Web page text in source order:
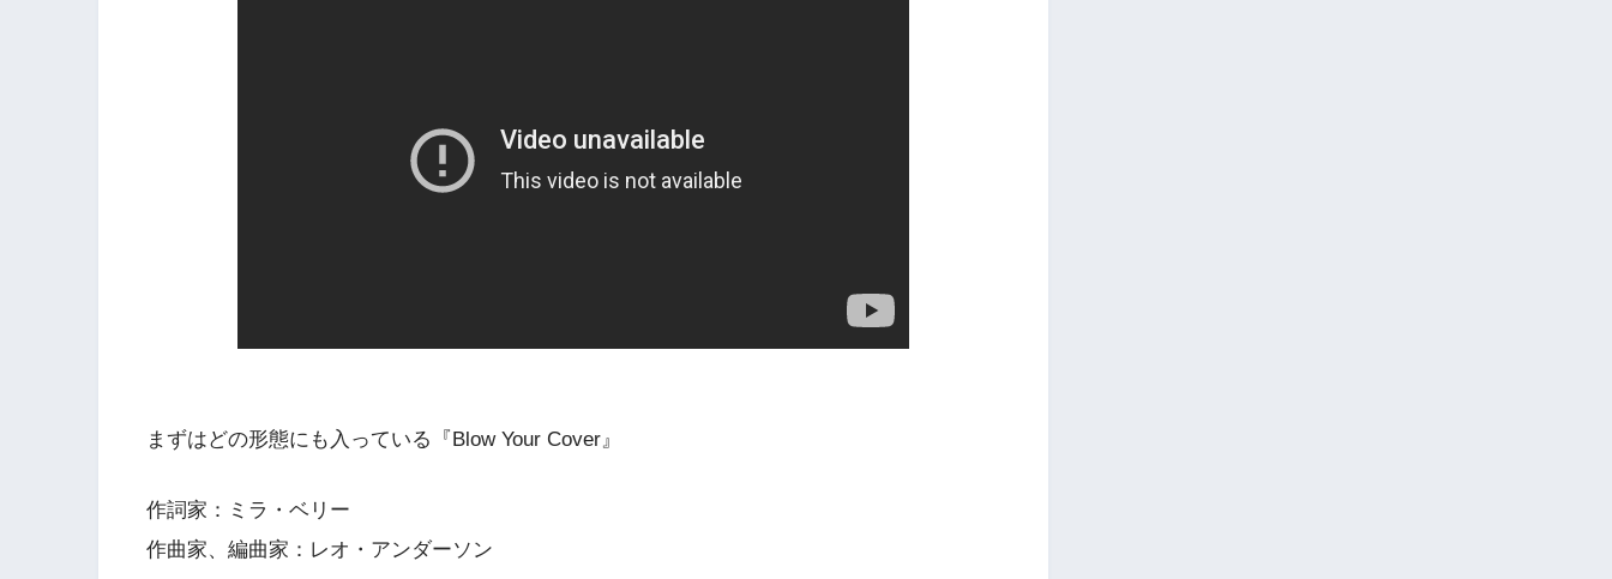
まずはどの形態にも入っている『Blow Your Cover』
作詞家：ミラ・ベリー
作曲家、編曲家：レオ・アンダーソン